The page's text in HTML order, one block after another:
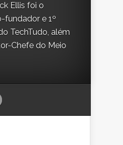
Ellis foi o
fundador e 1º
TechTudo, além
Chefe do Meio